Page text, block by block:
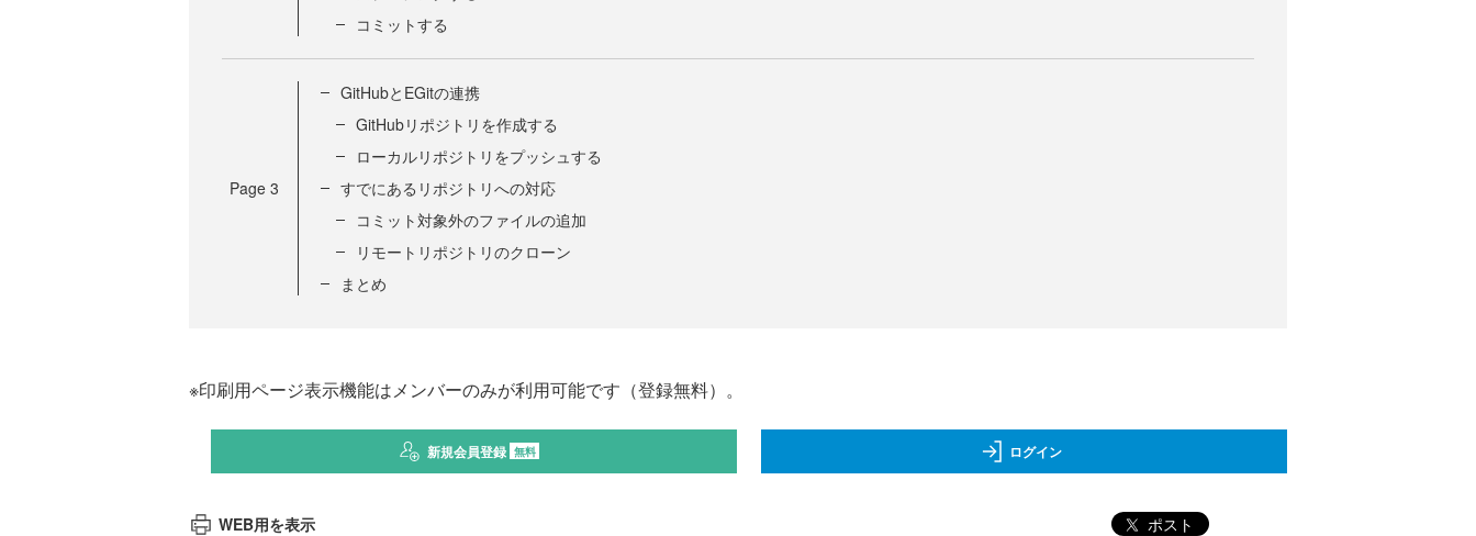
コミットする
Page 3
GitHubとEGitの連携
GitHubリポジトリを作成する
ローカルリポジトリをプッシュする
すでにあるリポジトリへの対応
コミット対象外のファイルの追加
リモートリポジトリのクローン
まとめ
※印刷用ページ表示機能はメンバーのみが利用可能です（登録無料）。
新規会員登録 無料 ログイン
WEB用を表示 ポスト